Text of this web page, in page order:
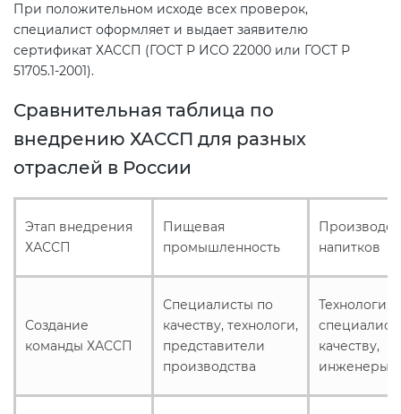
При положительном исходе всех проверок,
специалист оформляет и выдает заявителю
сертификат ХАССП (ГОСТ Р ИСО 22000 или ГОСТ Р
51705.1-2001).
Сравнительная таблица по
внедрению ХАССП для разных
отраслей в России
Этап внедрения
ХАССП
Пищевая
промышленность
напитков
Создание
команды ХАССП
Специалисты по
качеству, технологи,
представители
производства
Технологи,
качеству,
инженеры